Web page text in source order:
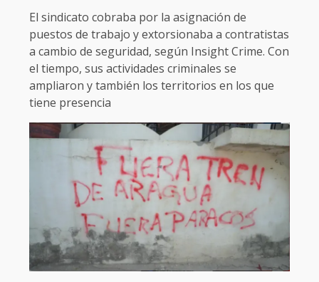
El sindicato cobraba por la asignación de
puestos de trabajo y extorsionaba a contratistas
a cambio de seguridad, según Insight Crime. Con
el tiempo, sus actividades criminales se
ampliaron y también los territorios en los que
tiene presencia